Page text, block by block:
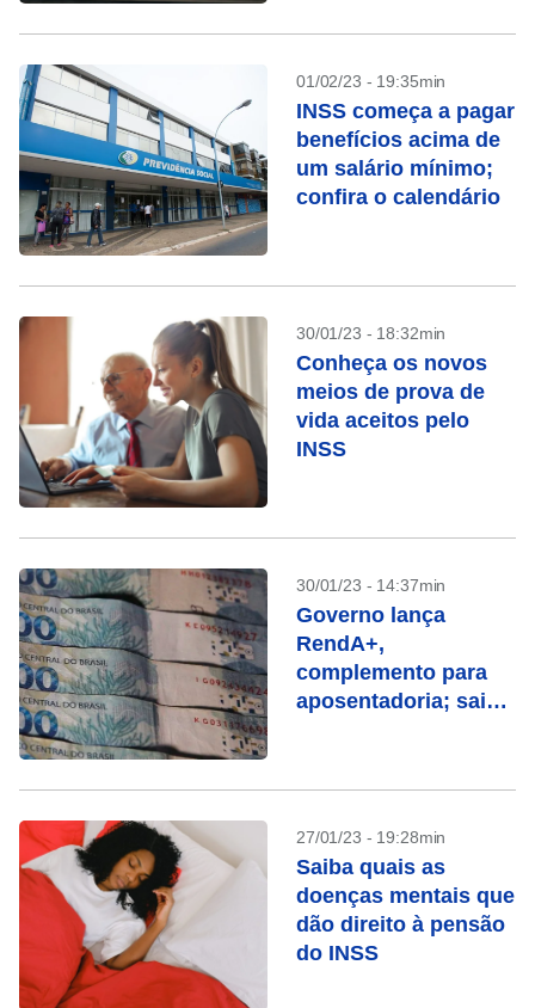
01/02/23 - 19:35min
INSS começa a pagar
benefícios acima de
um salário mínimo;
confira o calendário
30/01/23 - 18:32min
Conheça os novos
meios de prova de
vida aceitos pelo
INSS
30/01/23 - 14:37min
Governo lança
RendA+,
complemento para
aposentadoria; saiba
27/01/23 - 19:28min
Saiba quais as
doenças mentais que
dão direito à pensão
do INSS